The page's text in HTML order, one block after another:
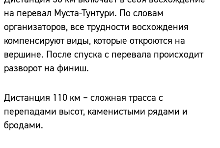
на перевал Муста-Тунтури. По словам
организаторов, все трудности восхождения
компенсируют виды, которые откроются на
вершине. После спуска с перевала происходит
разворот на финиш.
Дистанция 110 км – сложная трасса с
перепадами высот, каменистыми рядами и
бродами.